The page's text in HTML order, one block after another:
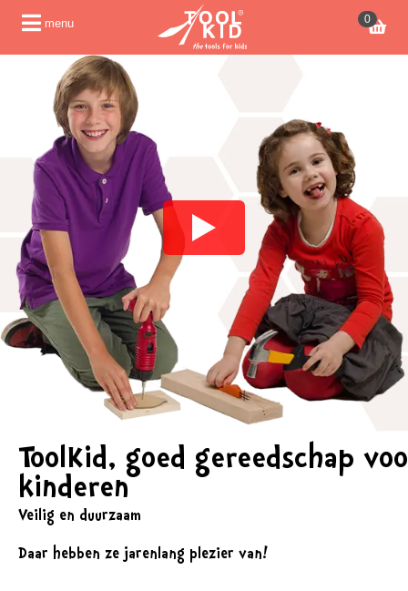
menu 0
ToolKid, goed gereedschap
kinderen
Veilig en duurzaam
Daar hebben ze jarenlang plezier van!